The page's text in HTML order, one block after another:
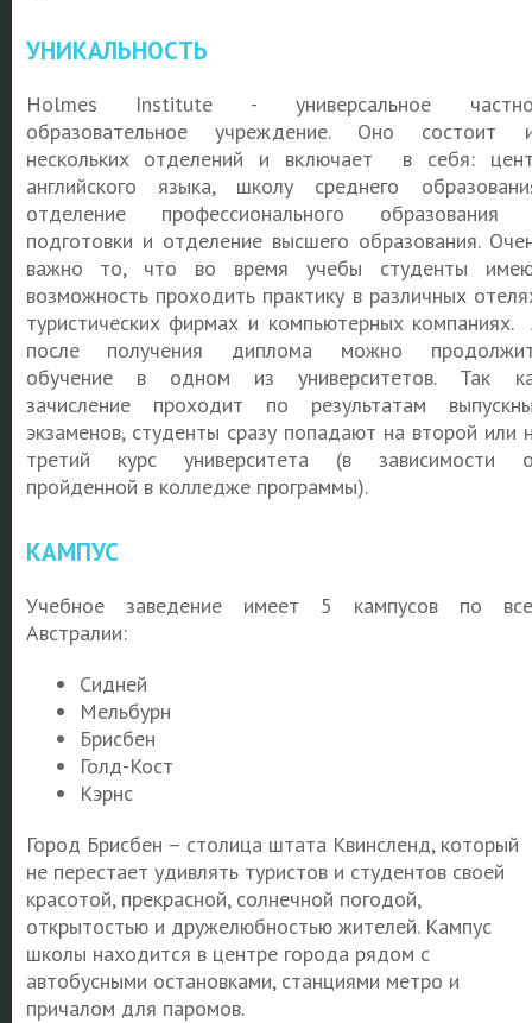
УНИКАЛЬНОСТЬ
Holmes Institute - универсальное
образовательное учреждение. Оно состоит
нескольких отделений и включает в себя:
английского языка, школу среднего
отделение профессионального образования
подготовки и отделение высшего образования.
важно то, что во время учебы студенты
возможность проходить практику в различных
туристических фирмах и компьютерных компаниях.
после получения диплома можно
обучение в одном из университетов. Так
зачисление проходит по результатам
экзаменов, студенты сразу попадают на второй или
третий курс университета (в зависимости
пройденной в колледже программы).
КАМПУС
Учебное заведение имеет 5 кампусов по
Австралии:
Сидней
Мельбурн
Брисбен
Голд-Кост
Кэрнс
Город Брисбен – столица штата Квинсленд, который
не перестает удивлять туристов и студентов своей
красотой, прекрасной, солнечной погодой,
открытостью и дружелюбностью жителей. Кампус
школы находится в центре города рядом с
автобусными остановками, станциями метро и
причалом для паромов.